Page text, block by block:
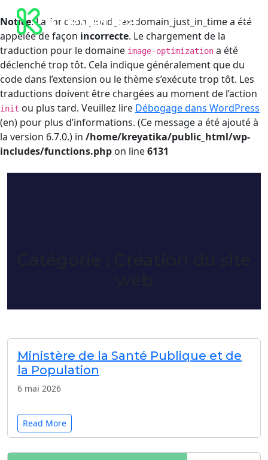
Notice: La fonction _load_textdomain_just_in_time a été
appelée de façon incorrecte. Le chargement de la
traduction pour le domaine image-optimization a été
déclenché trop tôt. Cela indique généralement que du
code dans l’extension ou le thème s’exécute trop tôt. Les
traductions doivent être chargées au moment de l’action
init ou plus tard. Veuillez lire Débogage dans WordPress
(en) pour plus d’informations. (Ce message a été ajouté à
la version 6.7.0.) in /home/kreyatika/public_html/wp-
includes/functions.php on line6131
Ministère de la Santé Publique et de
la Population
6 mai 2026
Read More